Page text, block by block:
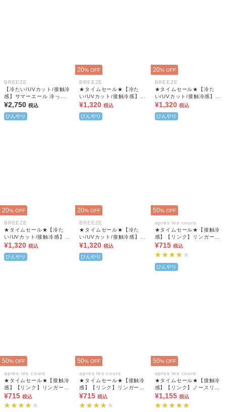
BREEZE
【冷たい/UVカット/接触冷
感】サマーエール 冷っほ
ーい！Tシャツ(大人サイズ)
¥2,750 税込
ひんやり
20% OFF
BREEZE
★タイムセール★【冷た
い/UVカット/接触冷感】サ
マーエール 冷っほーい！
¥1,320 税込
ひんやり
20% OFF
BREEZE
★タイムセール★【冷た
い/UVカット/接触冷感】サ
マーエール 冷っほーい！
¥1,320 税込
ひんやり
20% OFF
BREEZE
★タイムセール★【冷た
い/UVカット/接触冷感】サ
マーエール 冷っほーい！
¥1,320 税込
ひんやり
20% OFF
BREEZE
★タイムセール★【冷た
い/UVカット/接触冷感】サ
マーエール 冷っほーい！
¥1,320 税込
ひんやり
50% OFF
apres les cours
★タイムセール★【接触冷
感】【リンク】リンガーナ
ンバリングTシャツ
¥715 税込
ひんやり
50% OFF
apres les cours
★タイムセール★【接触冷
感】【リンク】リンガーナ
ンバリングTシャツ
¥715 税込
50% OFF
apres les cours
★タイムセール★【接触冷
感】【リンク】リンガーナ
ンバリングTシャツ
¥715 税込
50% OFF
apres les cours
★タイムセール★【接触冷
感】【リンク】ノースリー
ブプリーツナンバリングワ
ンピース
¥1,155 税込